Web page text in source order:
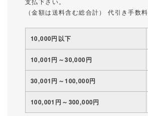
（金額は送料含む総合計） 代引き手数料
10,000円以下
10,001円～30,000円
30,001円～100,000円
100,001円～300,000円